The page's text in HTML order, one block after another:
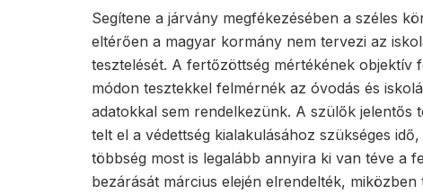
Segítene a járvány megfékezésében a széles
eltérően a magyar kormány nem tervezi az
tesztelését. A fertőzöttség mértékének objektív
módon tesztekkel felmérnék az óvodás és
adatokkal sem rendelkezünk. A szülők jelentős
telt el a védettség kialakulásához szükséges
többség most is legalább annyira ki van téve a
bezárását március elején elrendelték,